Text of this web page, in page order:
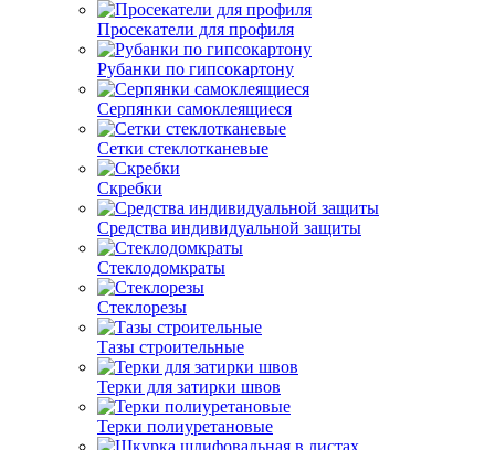
Просекатели для профиля
Рубанки по гипсокартону
Серпянки самоклеящиеся
Сетки стеклотканевые
Скребки
Средства индивидуальной защиты
Стеклодомкраты
Стеклорезы
Тазы строительные
Терки для затирки швов
Терки полиуретановые